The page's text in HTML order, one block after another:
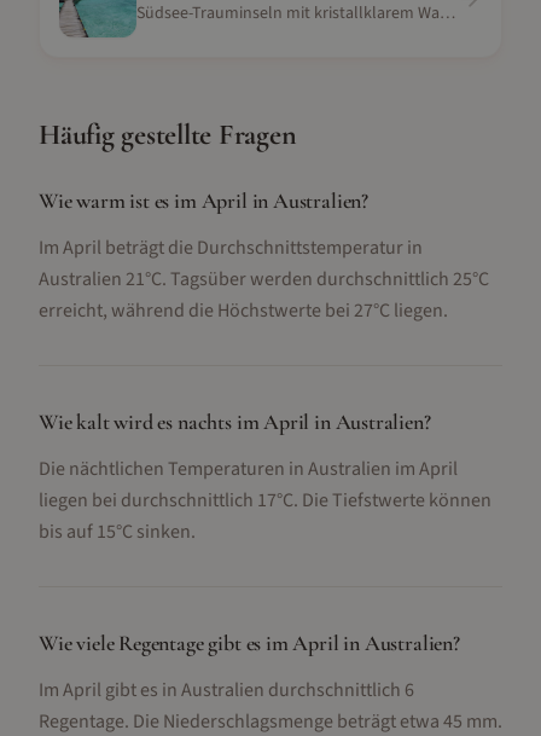
Südsee-Trauminseln mit kristallklarem Wasser und Korallenriffen
Häufig gestellte Fragen
Wie warm ist es im April in Australien?
Im April beträgt die Durchschnittstemperatur in
Australien 21°C. Tagsüber werden durchschnittlich 25°C
erreicht, während die Höchstwerte bei 27°C liegen.
Wie kalt wird es nachts im April in Australien?
Die nächtlichen Temperaturen in Australien im April
liegen bei durchschnittlich 17°C. Die Tiefstwerte können
bis auf 15°C sinken.
Wie viele Regentage gibt es im April in Australien?
Im April gibt es in Australien durchschnittlich 6
Regentage. Die Niederschlagsmenge beträgt etwa 45 mm.